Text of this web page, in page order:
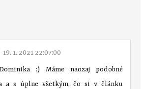
19. 1. 2021 22:07:00
:) Máme naozaj podobné
a s úplne všetkým, čo si v článku